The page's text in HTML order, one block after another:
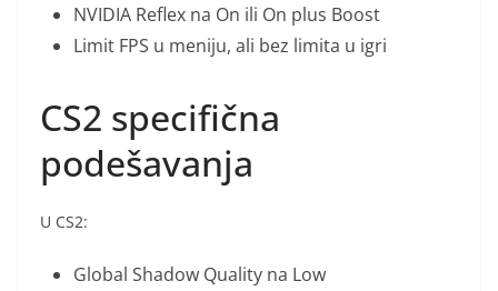
NVIDIA Reflex na On ili On plus Boost
Limit FPS u meniju, ali bez limita u igri
CS2 specifična
podešavanja
U CS2:
Global Shadow Quality na Low